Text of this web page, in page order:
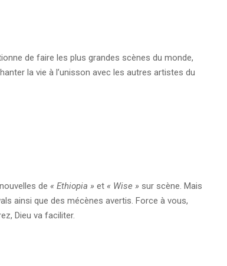
de faire les plus grandes scènes du monde,
la vie à l’unisson avec les autres artistes du
de « Ethiopia » et « Wise » sur scène. Mais
ainsi que des mécènes avertis. Force à vous,
Dieu va faciliter.